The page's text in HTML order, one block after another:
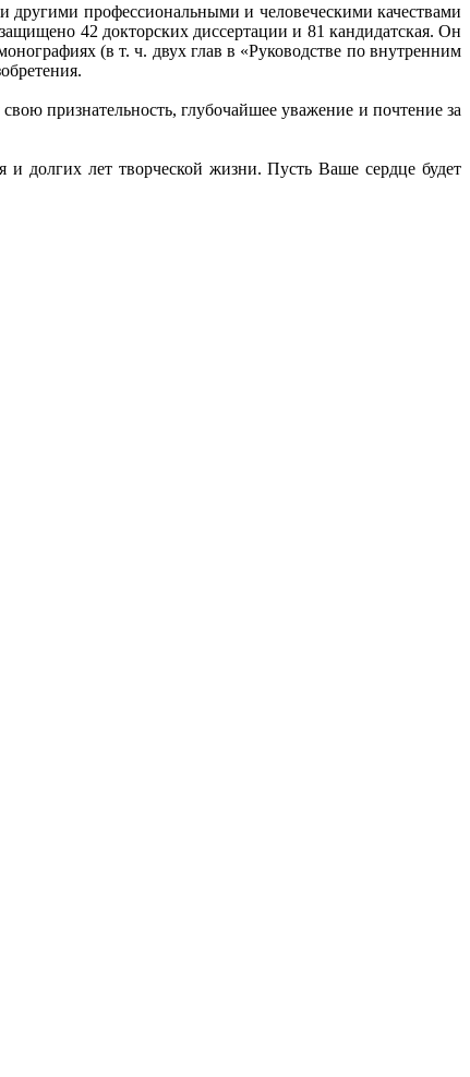
другими профессиональными и человеческими качествами
42 докторских диссертации и 81 кандидатская. Он
(в т. ч. двух глав в «Руководстве по внутренним
признательность, глубочайшее уважение и почтение за
долгих лет творческой жизни. Пусть Ваше сердце будет